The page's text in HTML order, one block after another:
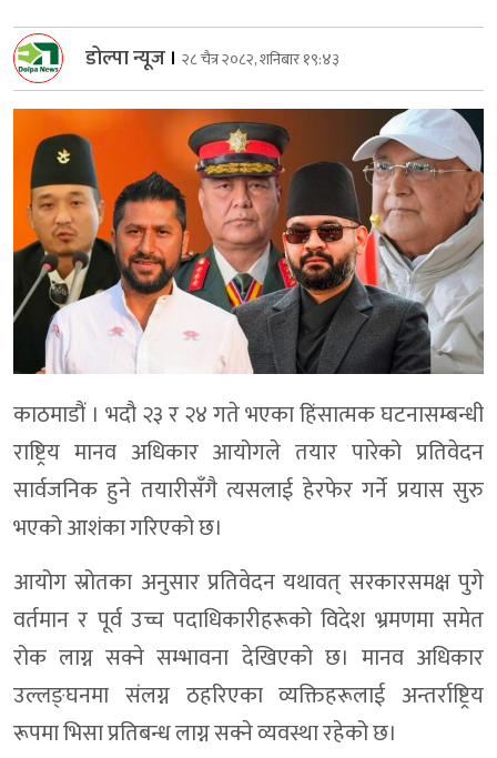
डोल्पा न्यूज । २८ चैत्र २०८२, शनिबार १९:४३
काठमाडौं । भदौ २३ र २४ गते भएका हिंसात्मक घटनासम्बन्धी
राष्ट्रिय मानव अधिकार आयोगले तयार पारेको प्रतिवेदन
सार्वजनिक हुने तयारीसँगै त्यसलाई हेरफेर गर्ने प्रयास सुरु
भएको आशंका गरिएको छ।
आयोग स्रोतका अनुसार प्रतिवेदन यथावत् सरकारसमक्ष पुगे
वर्तमान र पूर्व उच्च पदाधिकारीहरूको विदेश भ्रमणमा समेत
रोक लाग्न सक्ने सम्भावना देखिएको छ। मानव अधिकार
उल्लङ्घनमा संलग्न ठहरिएका व्यक्तिहरूलाई अन्तर्राष्ट्रिय
रूपमा भिसा प्रतिबन्ध लाग्न सक्ने व्यवस्था रहेको छ।